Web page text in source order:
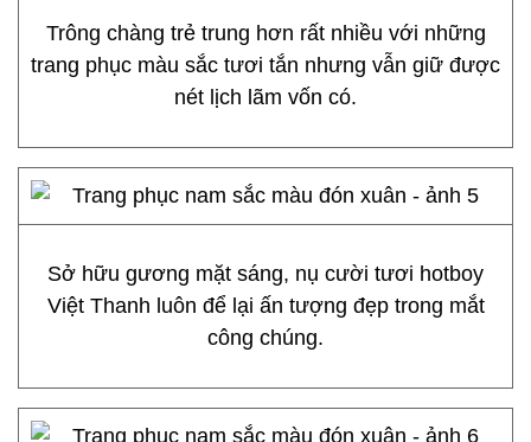
Trông chàng trẻ trung hơn rất nhiều với những
trang phục màu sắc tươi tắn nhưng vẫn giữ được
nét lịch lãm vốn có.
Sở hữu gương mặt sáng, nụ cười tươi hotboy
Việt Thanh luôn để lại ấn tượng đẹp trong mắt
công chúng.